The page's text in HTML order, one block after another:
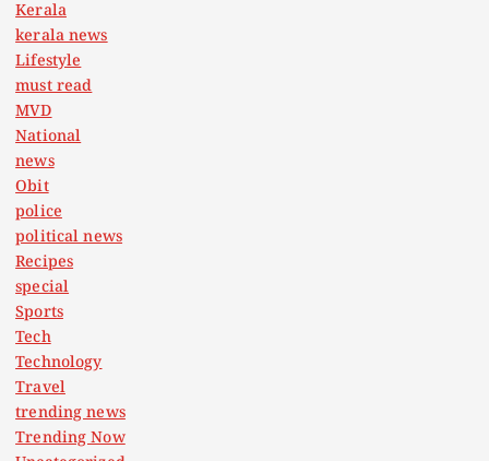
Kerala
kerala news
Lifestyle
must read
MVD
National
news
Obit
police
political news
Recipes
special
Sports
Tech
Technology
Travel
trending news
Trending Now